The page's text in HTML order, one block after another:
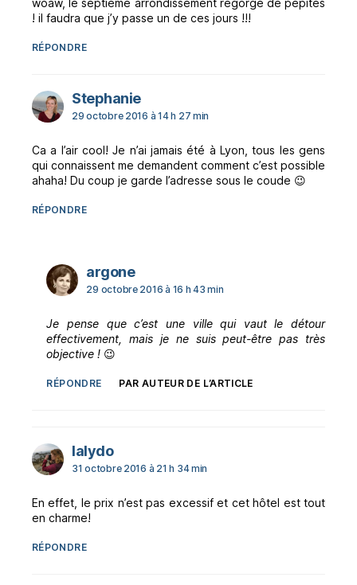
woaw, le septième arrondissement regorge de pépites
! il faudra que j’y passe un de ces jours !!!
RÉPONDRE
Stephaniedit :
29 octobre 2016 à 14 h 27 min
Ca a l’air cool! Je n’ai jamais été à Lyon, tous les gens
qui connaissent me demandent comment c’est possible
ahaha! Du coup je garde l’adresse sous le coude 😉
RÉPONDRE
argonedit :
29 octobre 2016 à 16 h 43 min
Je pense que c’est une ville qui vaut le détour
effectivement, mais je ne suis peut-être pas très
objective ! 😉
RÉPONDRE PAR AUTEUR DE L’ARTICLE
lalydodit :
31 octobre 2016 à 21 h 34 min
En effet, le prix n’est pas excessif et cet hôtel est tout
en charme!
RÉPONDRE